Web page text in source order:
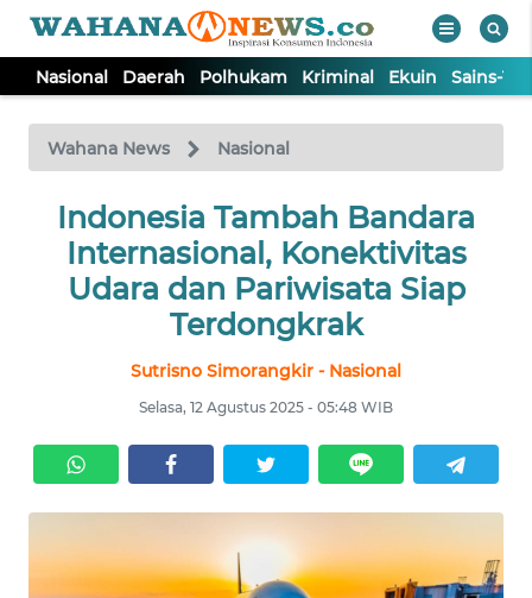
Nasional Daerah Polhukam Kriminal Ekuin Sains-
Wahana News Nasional
Indonesia Tambah Bandara
Internasional, Konektivitas
Udara dan Pariwisata Siap
Terdongkrak
Sutrisno Simorangkir - Nasional
Selasa, 12 Agustus 2025 - 05:48 WIB
TV
Tutup
NASIONAL
DAERAH
EKUIN